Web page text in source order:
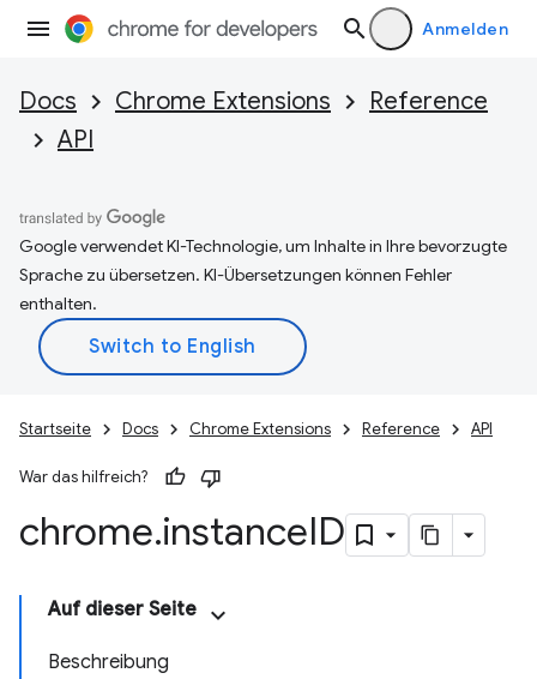
Anmelden
Docs Chrome Extensions
Reference
API
Google verwendet KI-Technologie, um Inhalte in Ihre bevorzugte
Sprache zu übersetzen. KI-Übersetzungen können Fehler
enthalten.
Startseite Docs Chrome Extensions Reference API
War das hilfreich?
chrome.instanceID
Auf dieser Seite
Beschreibung